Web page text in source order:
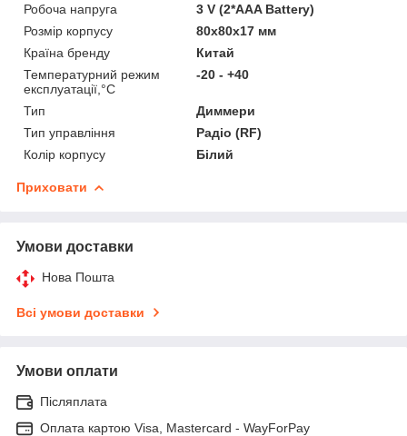
Робоча напруга
3 V (2*AAA Battery)
Розмір корпусу
80х80х17 мм
Країна бренду
Китай
Температурний режим
експлуатації,°С
-20 - +40
Тип
Диммери
Тип управління
Радіо (RF)
Колір корпусу
Білий
Приховати
Умови доставки
Нова Пошта
Всі умови доставки
Умови оплати
Післяплата
Оплата картою Visa, Mastercard - WayForPay